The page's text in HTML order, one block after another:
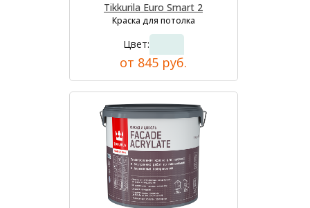
Tikkurila Euro Smart 2
Краска для потолка
Цвет:
от 845 руб.